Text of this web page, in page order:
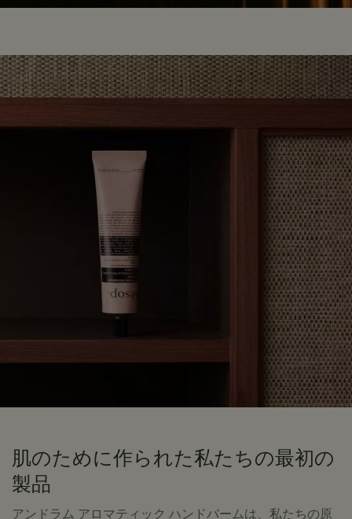
肌のために作られた私たちの最初の
製品
アンドラム アロマティック ハンドバームは、私たちの原